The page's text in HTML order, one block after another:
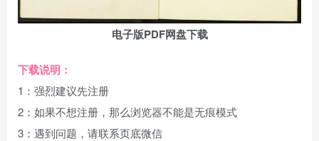
电子版PDF网盘下载
下载说明：
1：强烈建议先注册
2：如果不想注册，那么浏览器不能是无痕模式
3：遇到问题，请联系页底微信